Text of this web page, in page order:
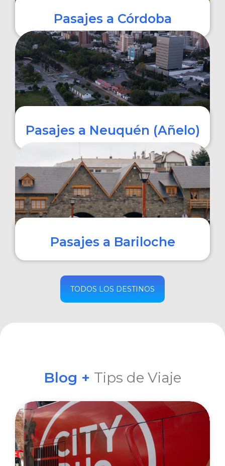
Pasajes a Córdoba
COMPRAR
Pasajes a Neuquén (Añelo)
COMPRAR
Pasajes a Bariloche
COMPRAR
TODOS LOS DESTINOS
Blog + Tips de Viaje